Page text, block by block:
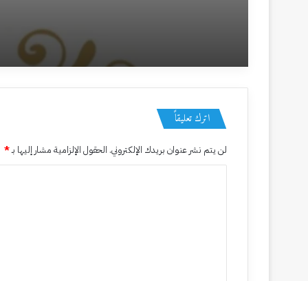
حين تبتسم التفاصيل الصغيرة
اترك تعليقاً
لن يتم نشر عنوان بريدك الإلكتروني. الحقول الإلزامية مشار إليها بـ*